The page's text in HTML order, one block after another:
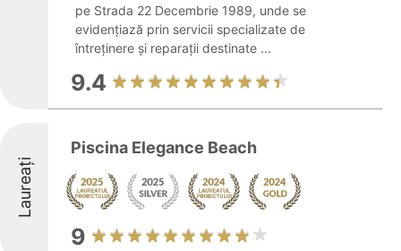
pe Strada 22 Decembrie 1989, unde se
evidențiază prin servicii specializate de
întreținere și reparații destinate ...
9.4
Laureați
Piscina Elegance Beach
9